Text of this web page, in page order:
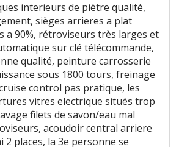
interieurs de piètre qualité,
sièges arrieres a plat
a 90%, rétroviseurs très larges et
sur clé télécommande,
qualité, peinture carrosserie
sous 1800 tours, freinage
control pas pratique, les
vitres electrique situés trop
filets de savon/eau mal
acoudoir central arriere
places, la 3e personne se